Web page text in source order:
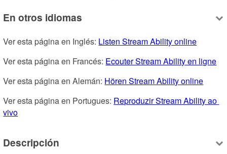
En otros idiomas
Ver esta página en Inglés: Listen Stream Ability online
Ver esta página en Francés: Ecouter Stream Ability en ligne
Ver esta página en Alemán: Hören Stream Ability online
Ver esta página en Portugues: Reproduzir Stream Ability ao
vivo
Descripción